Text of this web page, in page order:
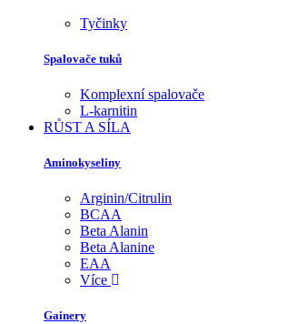
Tyčinky
Spalovače tuků
Komplexní spalovače
L-karnitin
RŮST A SÍLA
Aminokyseliny
Arginin/Citrulin
BCAA
Beta Alanin
Beta Alanine
EAA
Více
Gainery